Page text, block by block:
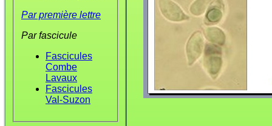
Par première lettre
Par fascicule
Fascicules
Combe
Lavaux
Fascicules
Val-Suzon